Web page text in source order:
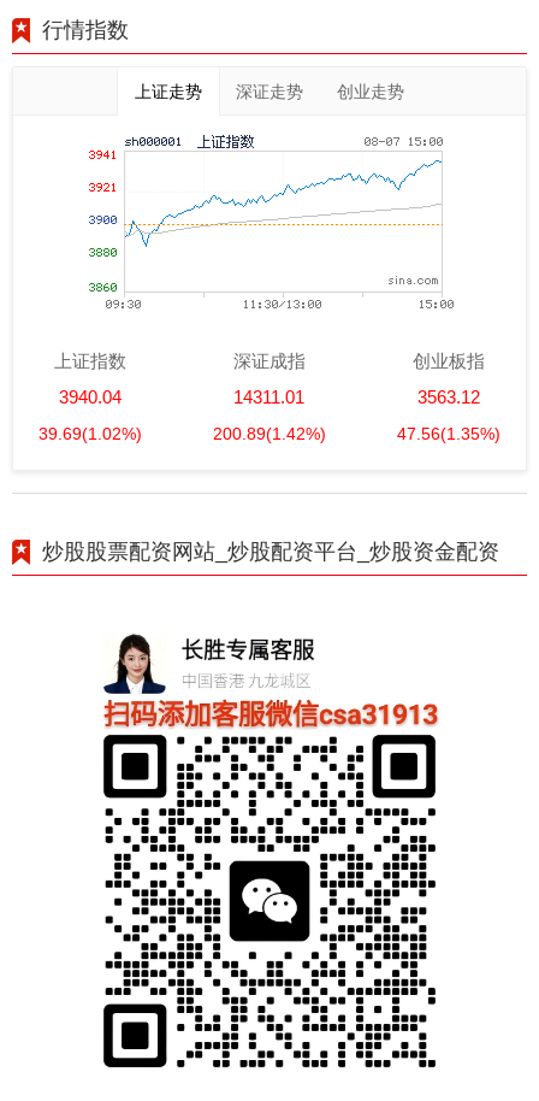
行情指数
上证走势 深证走势 创业走势
上证指数
3940.04
39.69(1.02%)
深证成指
14311.01
200.89(1.42%)
创业板指
3563.12
47.56(1.35%)
炒股股票配资网站_炒股配资平台_炒股资金配资